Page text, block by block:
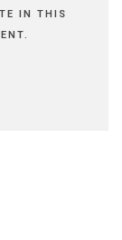
IN THIS